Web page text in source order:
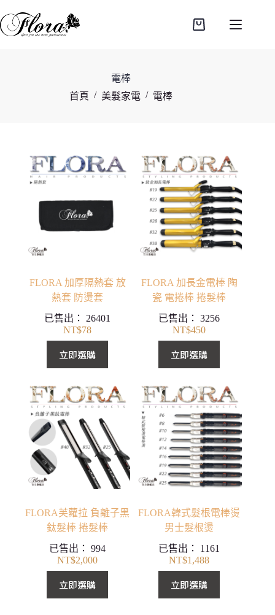
至
主
購
電棒
首頁 / 美髮家電 / 電棒
FLORA 加厚隔熱套 放
熱套 防燙套
已售出： 26401
NT$78
立即選購
FLORA 加長金電棒 陶
瓷 電捲棒 捲髮棒
已售出：3256
NT$450
立即選購
FLORA芙蘿拉 負離子黑
鈦髮棒 捲髮棒
已售出：994
NT$2,000
立即選購
FLORA韓式髮根電棒燙
男士髮根燙
已售出： 1161
NT$1,488
立即選購